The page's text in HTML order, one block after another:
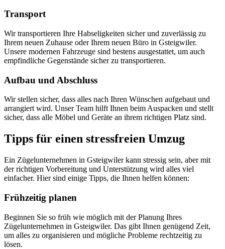
Transport
Wir transportieren Ihre Habseligkeiten sicher und zuverlässig zu
Ihrem neuen Zuhause oder Ihrem neuen Büro in Gsteigwiler.
Unsere modernen Fahrzeuge sind bestens ausgestattet, um auch
empfindliche Gegenstände sicher zu transportieren.
Aufbau und Abschluss
Wir stellen sicher, dass alles nach Ihren Wünschen aufgebaut und
arrangiert wird. Unser Team hilft Ihnen beim Auspacken und stellt
sicher, dass alle Möbel und Geräte an ihrem richtigen Platz sind.
Tipps für einen stressfreien Umzug
Ein Zügelunternehmen in Gsteigwiler kann stressig sein, aber mit
der richtigen Vorbereitung und Unterstützung wird alles viel
einfacher. Hier sind einige Tipps, die Ihnen helfen können:
Frühzeitig planen
Beginnen Sie so früh wie möglich mit der Planung Ihres
Zügelunternehmen in Gsteigwiler. Das gibt Ihnen genügend Zeit,
um alles zu organisieren und mögliche Probleme rechtzeitig zu
lösen.